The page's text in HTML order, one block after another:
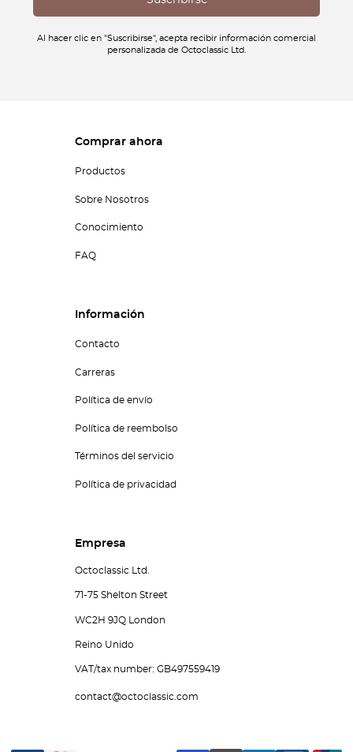
Al hacer clic en "Suscribirse", acepta recibir información comercial
personalizada de Octoclassic Ltd.
Comprar ahora
Productos
Sobre Nosotros
Conocimiento
FAQ
Información
Contacto
Carreras
Política de envío
Política de reembolso
Términos del servicio
Política de privacidad
Empresa
Octoclassic Ltd.
71-75 Shelton Street
WC2H 9JQ London
Reino Unido
VAT/tax number: GB497559419
contact@octoclassic.com